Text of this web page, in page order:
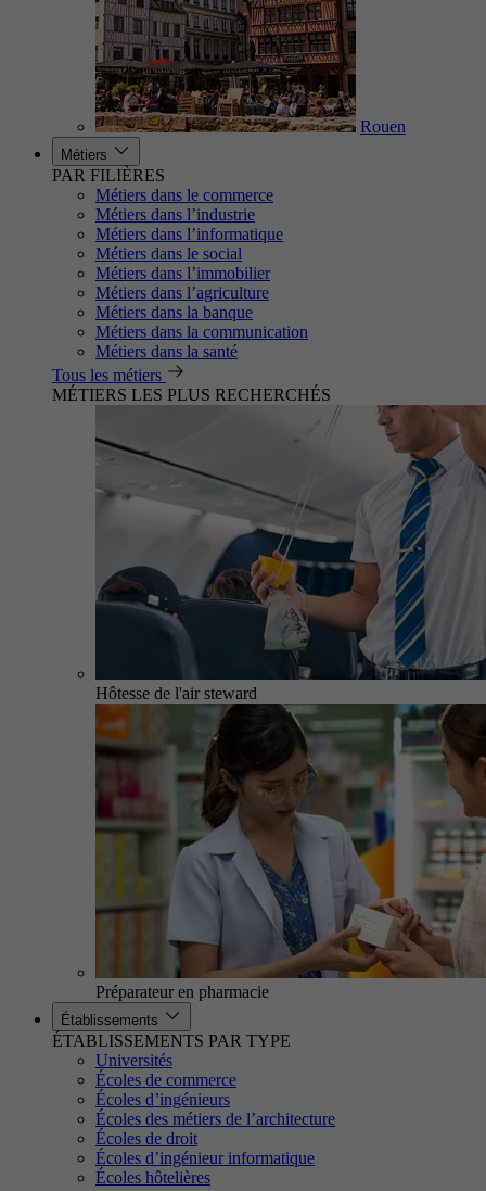
Rouen
Métiers
PAR FILIÈRES
Métiers dans le commerce
Métiers dans l’industrie
Métiers dans l’informatique
Métiers dans le social
Métiers dans l’immobilier
Métiers dans l’agriculture
Métiers dans la banque
Métiers dans la communication
Métiers dans la santé
Tous les métiers
MÉTIERS LES PLUS RECHERCHÉS
Hôtesse de l'air steward
Préparateur en pharmacie
Établissements
ÉTABLISSEMENTS PAR TYPE
Universités
Écoles de commerce
Écoles d’ingénieurs
Écoles des métiers de l’architecture
Écoles de droit
Écoles d’ingénieur informatique
Écoles hôtelières